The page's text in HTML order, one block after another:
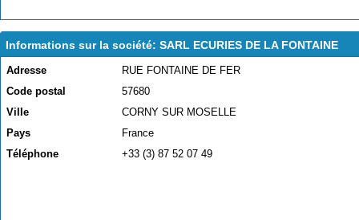
Informations sur la société: SARL ECURIES DE LA FONTAINE
Adresse
RUE FONTAINE DE FER
Code postal
57680
Ville
CORNY SUR MOSELLE
Pays
France
Téléphone
+33 (3) 87 52 07 49